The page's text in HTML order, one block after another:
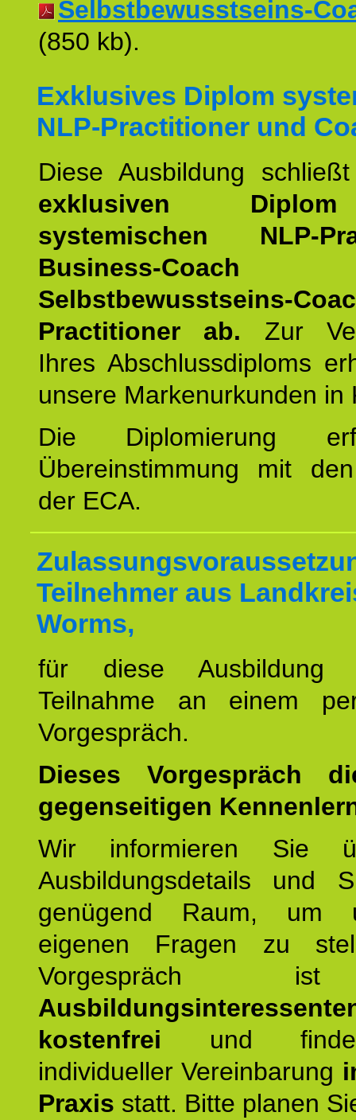
Selbstbewusstseins-
(850 kb).
Exklusives Diplom
NLP-Practitioner und
Diese Ausbildung
exklusiven
systemischen NLP-
Business-Coach
Selbstbewusstseins-
Practitioner ab. Zur
Ihres Abschlussdiploms
unsere Markenurkunden in
Die Diplomierung
Übereinstimmung mit
der ECA.
Teilnehmer aus
Worms,
für diese
Teilnahme an einem
Vorgespräch.
Dieses Vorgespräch
gegenseitigen
Wir informieren Sie
Ausbildungsdetails und
genügend Raum, um
eigenen Fragen zu
kostenfrei und
individueller Vereinbarung
Praxis statt. Bitte planen